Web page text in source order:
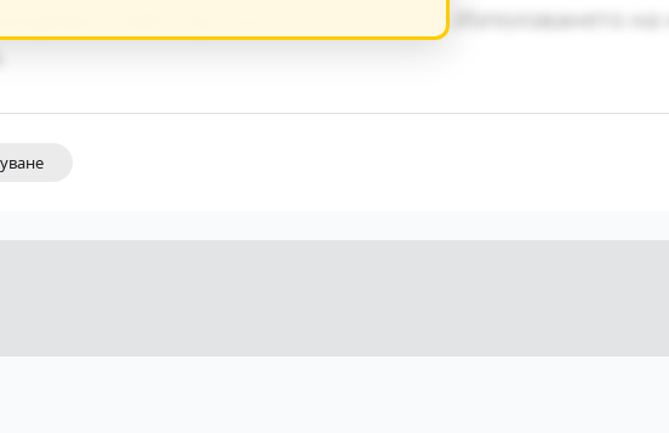
майстерството на писателя. Използването